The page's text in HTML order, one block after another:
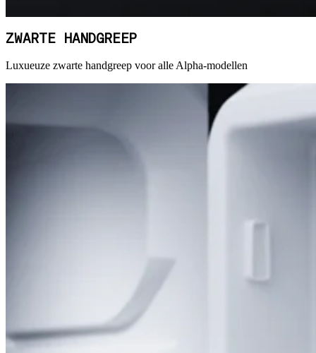
ZWARTE HANDGREEP
Luxueuze zwarte handgreep voor alle Alpha-modellen